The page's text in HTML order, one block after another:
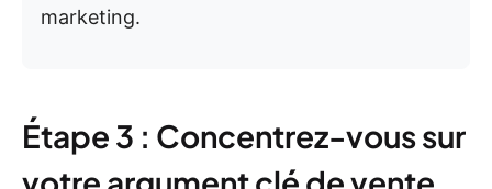
marketing.
Étape 3 : Concentrez-vous sur